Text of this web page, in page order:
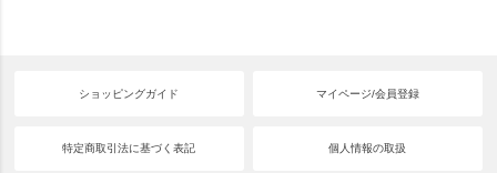
ショッピングガイド マイページ/会員登録
特定商取引法に基づく表記 個人情報の取扱